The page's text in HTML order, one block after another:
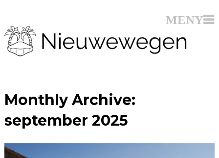
Monthly Archive:
september 2025